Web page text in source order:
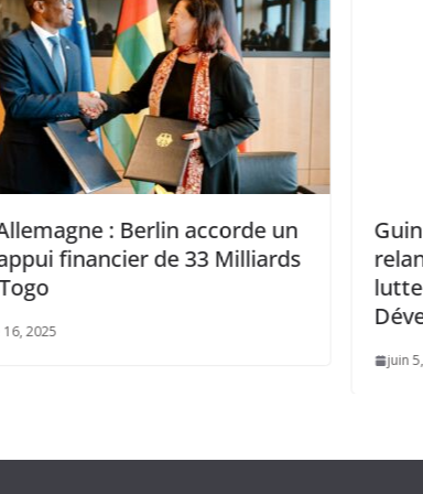
Guinée -Brésil: Les deux Pays
relancent leur Coopération dans